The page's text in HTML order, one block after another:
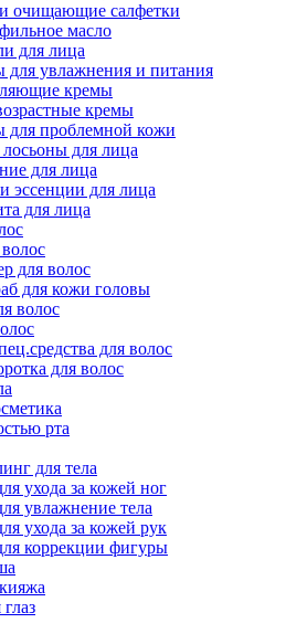
очищающие салфетки
масло
для лица
для увлажнения и питания
кремы
кремы
для проблемной кожи
для лица
для лица
эссенции для лица
для лица
для волос
для кожи головы
волос
для волос
для волос
рта
для тела
ухода за кожей ног
увлажнение тела
ухода за кожей рук
коррекции фигуры